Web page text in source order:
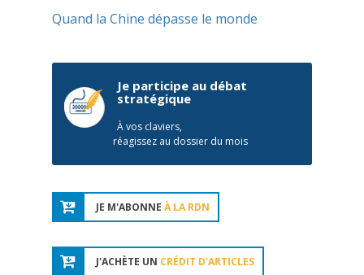
Quand la Chine dépasse le monde
Je participe au débat
stratégique
À vos claviers,
réagissez au dossier du mois
JE M'ABONNE À LA RDN
J'ACHÈTE UN CRÉDIT D'ARTICLES